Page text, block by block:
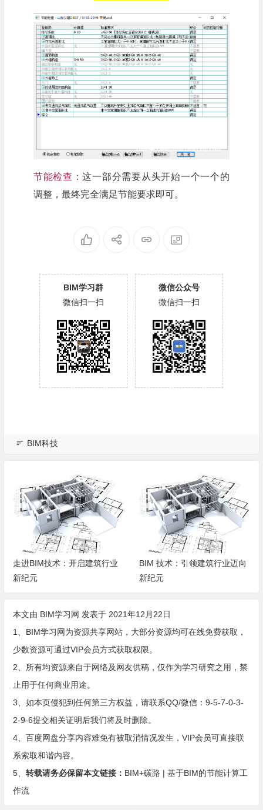
节能检查：这一部分需要从头开始一个一个的
调整，最终完全满足节能要求即可。
BIM学习群
微信扫一扫
微信公众号
微信扫一扫
BIM科技
走进BIM技术：开启建筑行业
新纪元
BIM 技术：引领建筑行业迈向
新纪元
本文由 BIM学习网 发表于 2021年12月22日
1、BIM学习网为资源共享网站，大部分资源均可在线免费获取，
少数资源可通过VIP会员方式获取权限。
2、所有均资源来自于网络及网友供稿，仅作为学习研究之用，禁
止用于任何商业用途。
3、如本页侵犯到任何第三方权益，请联系QQ/微信：9-5-7-0-3-
2-9-6提交相关证明后我们将及时删除。
4、百度网盘分享内容难免有被取消情况发生，VIP会员可直接联
系索取和谐内容。
5、 转载请务必保留本文链接： BIM+碳路 | 基于BIM的节能计算工
作流